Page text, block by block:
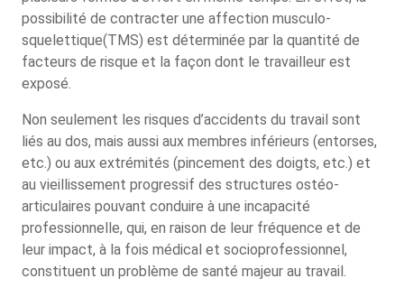
possibilité de contracter une affection musculo-
squelettique(TMS) est déterminée par la quantité de
facteurs de risque et la façon dont le travailleur est
exposé.
Non seulement les risques d’accidents du travail sont
liés au dos, mais aussi aux membres inférieurs (entorses,
etc.) ou aux extrémités (pincement des doigts, etc.) et
au vieillissement progressif des structures ostéo-
articulaires pouvant conduire à une incapacité
professionnelle, qui, en raison de leur fréquence et de
leur impact, à la fois médical et socioprofessionnel,
constituent un problème de santé majeur au travail.